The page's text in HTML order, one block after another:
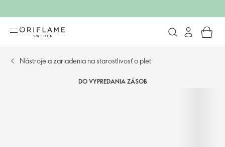
Nástroje a zariadenia na starostlivosť o pleť
DO VYPREDANIA ZÁSOB